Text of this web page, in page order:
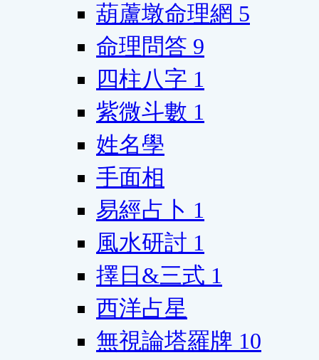
葫蘆墩命理網 5
命理問答 9
四柱八字 1
紫微斗數 1
姓名學
手面相
易經占卜 1
風水研討 1
擇日&三式 1
西洋占星
無視論塔羅牌 10